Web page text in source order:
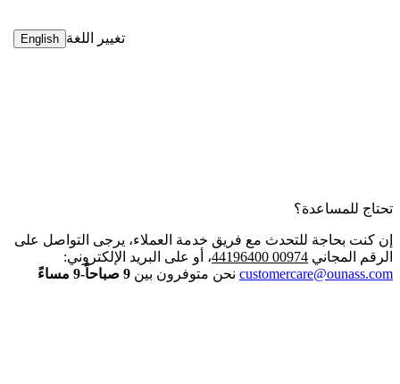
تغيير اللغة English
تحتاج للمساعدة؟
إن كنت بحاجة للتحدث مع فريق خدمة العملاء، يرجى التواصل على
الرقم المجاني 00974 44196400
، أو على البريد الإلكتروني:
customercare@ounass.com نحن متوفرون بين 9 صباحاً-9 مساءً